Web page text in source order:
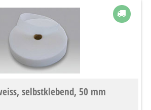
selbstklebend, 50 mm